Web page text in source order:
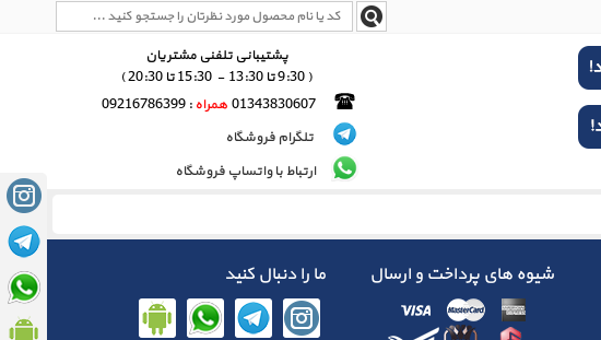
پشتیبانی تلفنی مشتریان
( 9:30 تا 13:30 - 15:30 تا 20:30 )
01343830607 همراه : 09216786399
تلگرام فروشگاه
ارتباط با واتساپ فروشگاه
شیوه های پرداخت و ارسال ما را دنبال کنید